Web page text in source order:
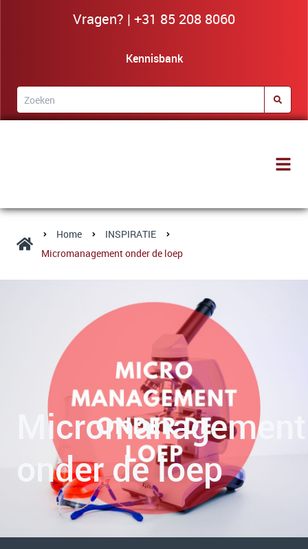
Vragen? | +31 85 208 8060
Kennisbank
Home
INSPIRATIE
Micromanagement onder de loep
Micromanagement
onder de loep